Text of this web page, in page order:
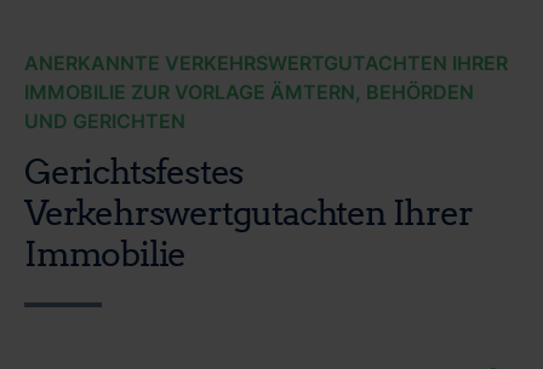
ANERKANNTE VERKEHRSWERTGUTACHTEN IHRER
IMMOBILIE ZUR VORLAGE ÄMTERN, BEHÖRDEN
UND GERICHTEN
Gerichtsfestes
Verkehrswertgutachten Ihrer
Immobilie